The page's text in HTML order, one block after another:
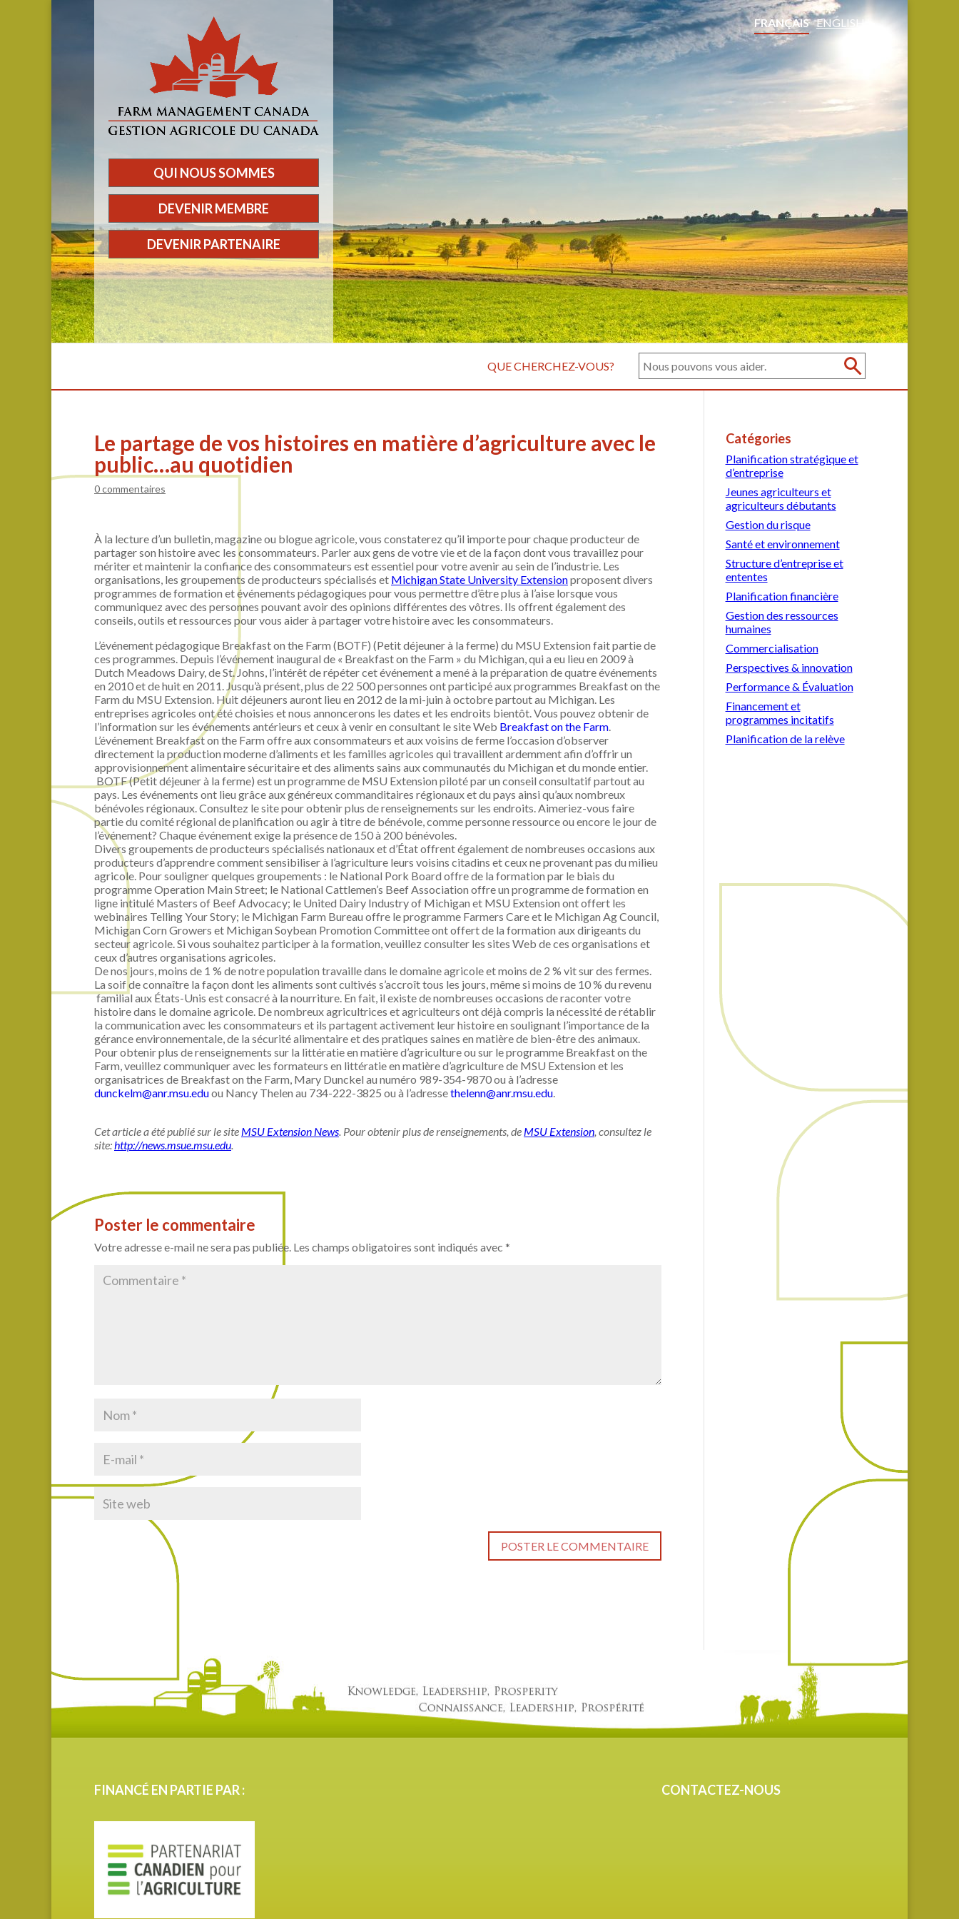
QUI NOUS SOMMES
DEVENIR MEMBRE
DEVENIR PARTENAIRE
FRANÇAIS ENGLISH
QUE CHERCHEZ-VOUS?
Le partage de vos histoires en matière d’agriculture avec le
public…au quotidien
0 commentaires
À la lecture d’un bulletin, magazine ou blogue agricole, vous constaterez qu’il importe pour chaque producteur de
partager son histoire avec les consommateurs. Parler aux gens de votre vie et de la façon dont vous travaillez pour
mériter et maintenir la confiance des consommateurs est essentiel pour votre avenir au sein de l’industrie. Les
organisations, les groupements de producteurs spécialisés et Michigan State University Extensionproposent divers
programmes de formation et événements pédagogiques pour vous permettre d’être plus à l’aise lorsque vous
communiquez avec des personnes pouvant avoir des opinions différentes des vôtres. Ils offrent également des
conseils, outils et ressources pour vous aider à partager votre histoire avec les consommateurs.
L’événement pédagogique Breakfast on the Farm (BOTF) (Petit déjeuner à la ferme) du MSU Extension fait partie de
ces programmes. Depuis l’événement inaugural de « Breakfast on the Farm » du Michigan, qui a eu lieu en 2009 à
Dutch Meadows Dairy, de St. Johns, l’intérêt de répéter cet événement a mené à la préparation de quatre événements
en 2010 et de huit en 2011. Jusqu’à présent, plus de 22 500 personnes ont participé aux programmes Breakfast on the
Farm du MSU Extension. Huit déjeuners auront lieu en 2012 de la mi-juin à octobre partout au Michigan. Les
entreprises agricoles ont été choisies et nous annoncerons les dates et les endroits bientôt. Vous pouvez obtenir de
l’information sur les événements antérieurs et ceux à venir en consultant le site Web Breakfast on the Farm.
L’événement Breakfast on the Farm offre aux consommateurs et aux voisins de ferme l’occasion d’observer
directement la production moderne d’aliments et les familles agricoles qui travaillent ardemment afin d’offrir un
approvisionnement alimentaire sécuritaire et des aliments sains aux communautés du Michigan et du monde entier.
BOTF (Petit déjeuner à la ferme) est un programme de MSU Extension piloté par un conseil consultatif partout au
pays. Les événements ont lieu grâce aux généreux commanditaires régionaux et du pays ainsi qu’aux nombreux
bénévoles régionaux. Consultez le site pour obtenir plus de renseignements sur les endroits. Aimeriez-vous faire
partie du comité régional de planification ou agir à titre de bénévole, comme personne ressource ou encore le jour de
l’événement? Chaque événement exige la présence de 150 à 200 bénévoles.
Divers groupements de producteurs spécialisés nationaux et d’État offrent également de nombreuses occasions aux
producteurs d’apprendre comment sensibiliser à l’agriculture leurs voisins citadins et ceux ne provenant pas du milieu
agricole. Pour souligner quelques groupements : le National Pork Board offre de la formation par le biais du
programme Operation Main Street; le National Cattlemen’s Beef Association offre un programme de formation en
ligne intitulé Masters of Beef Advocacy; le United Dairy Industry of Michigan et MSU Extension ont offert les
webinaires Telling Your Story; le Michigan Farm Bureau offre le programme Farmers Care et le Michigan Ag Council,
Michigan Corn Growers et Michigan Soybean Promotion Committee ont offert de la formation aux dirigeants du
secteur agricole. Si vous souhaitez participer à la formation, veuillez consulter les sites Web de ces organisations et
ceux d’autres organisations agricoles.
De nos jours, moins de 1 % de notre population travaille dans le domaine agricole et moins de 2 % vit sur des fermes.
La soif de connaître la façon dont les aliments sont cultivés s’accroît tous les jours, même si moins de 10 % du revenu
familial aux États-Unis est consacré à la nourriture. En fait, il existe de nombreuses occasions de raconter votre
histoire dans le domaine agricole. De nombreux agricultrices et agriculteurs ont déjà compris la nécessité de rétablir
la communication avec les consommateurs et ils partagent activement leur histoire en soulignant l’importance de la
gérance environnementale, de la sécurité alimentaire et des pratiques saines en matière de bien-être des animaux.
Pour obtenir plus de renseignements sur la littératie en matière d’agriculture ou sur le programme Breakfast on the
Farm, veuillez communiquer avec les formateurs en littératie en matière d’agriculture de MSU Extension et les
organisatrices de Breakfast on the Farm, Mary Dunckel au numéro 989-354-9870 ou à l’adresse
dunckelm@anr.msu.eduou Nancy Thelen au 734-222-3825 ou à l’adressethelenn@anr.msu.edu.
Cet article a été publié sur le site MSU Extension News. Pour obtenir plus de renseignements, de MSU Extension, consultez le
site:http://news.msue.msu.edu.
Poster le commentaire
Votre adresse e-mail ne sera pas publiée. Les champs obligatoires sont indiqués avec *
Catégories
Planification stratégique et
d’entreprise
Jeunes agriculteurs et
agriculteurs débutants
Gestion du risque
Santé et environnement
Structure d’entreprise et
ententes
Planification financière
Gestion des ressources
humaines
Commercialisation
Perspectives & innovation
Performance & Évaluation
Financement et
programmes incitatifs
Planification de la relève
FINANCÉ EN PARTIE PAR : CONTACTEZ-NOUS